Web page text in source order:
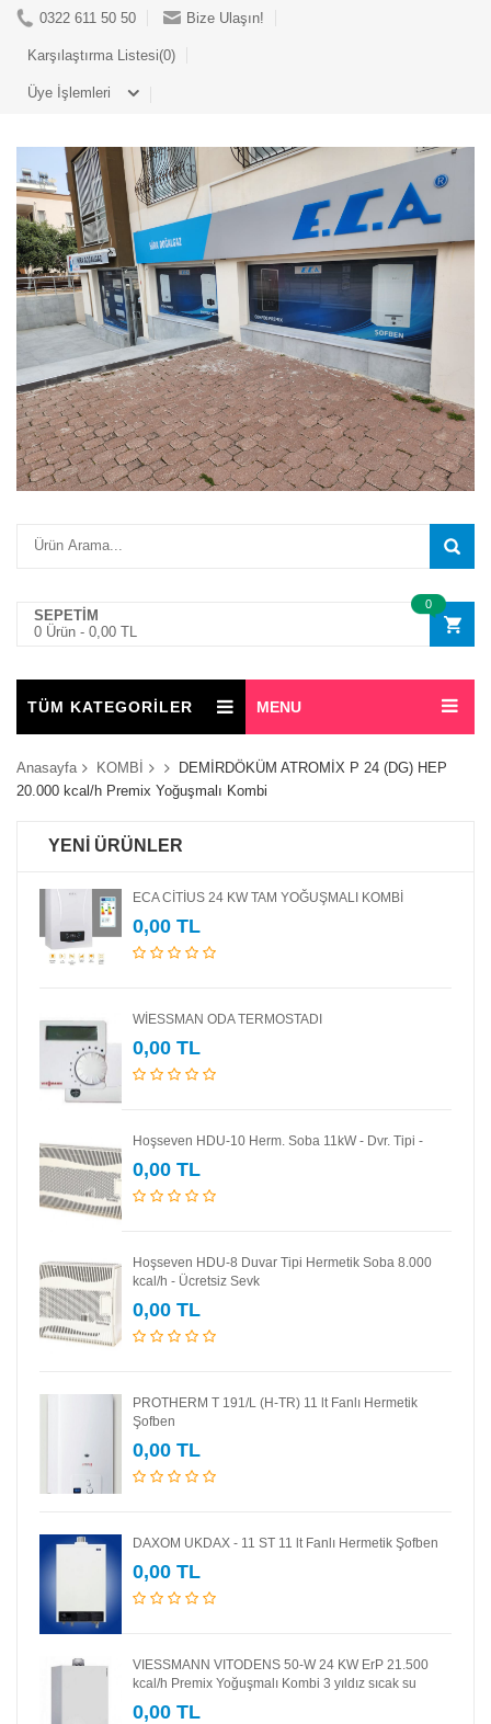
0322 611 50 50 Bize Ulaşın!
Karşılaştırma Listesi(0)
Üye İşlemleri
SEPETİM
0 Ürün - 0,00 TL
0
TÜM KATEGORİLER MENU
Anasayfa KOMBİ
DEMİRDÖKÜM ATROMİX P 24 (DG) HEP
20.000 kcal/h Premix Yoğuşmalı Kombi
YENİ ÜRÜNLER
ECA CİTİUS 24 KW TAM YOĞUŞMALI KOMBİ
0,00 TL
WİESSMAN ODA TERMOSTADI
0,00 TL
Hoşseven HDU-10 Herm. Soba 11kW - Dvr. Tipi -
0,00 TL
Hoşseven HDU-8 Duvar Tipi Hermetik Soba 8.000
kcal/h - Ücretsiz Sevk
0,00 TL
PROTHERM T 191/L (H-TR) 11 lt Fanlı Hermetik
Şofben
0,00 TL
DAXOM UKDAX - 11 ST 11 lt Fanlı Hermetik Şofben
0,00 TL
VIESSMANN VITODENS 50-W 24 KW ErP 21.500
kcal/h Premix Yoğuşmalı Kombi 3 yıldız sıcak su
0,00 TL